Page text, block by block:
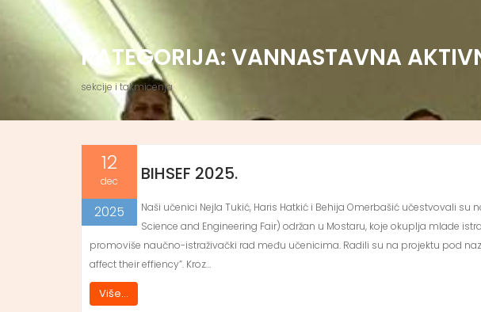
KATEGORIJA: VANNASTAVNA
sekcije i takmicenja
12
dec
2025
BIHSEF 2025.
Naši učenici Nejla Tukić, Haris Hatkić i Behija Omerbašić učestvovali su
Science and Engineering Fair) održan u Mostaru, koje okuplja mlade
promoviše naučno-istraživački rad među učenicima. Radili su na projektu pod
affect their effiency”. Kroz…
Više...